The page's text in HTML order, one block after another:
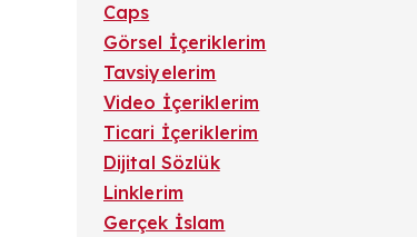
Caps
Görsel İçeriklerim
Tavsiyelerim
Video İçeriklerim
Ticari İçeriklerim
Dijital Sözlük
Linklerim
Gerçek İslam